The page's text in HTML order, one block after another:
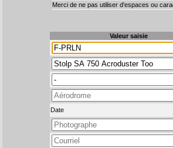
Merci de ne pas utiliser d'espaces ou
Valeur saisie
Date